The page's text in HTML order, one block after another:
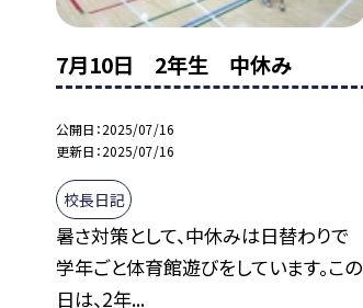
7月10日 2年生 中休み
公開日 2025/07/16
更新日 2025/07/16
校長日記
暑さ対策として、中休みは日替わりで
学年ごと体育館遊びをしています。この
日は、2年...